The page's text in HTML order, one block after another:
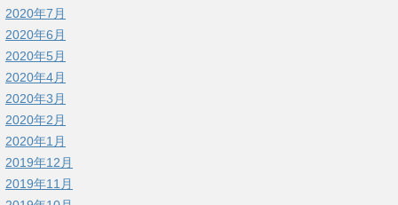
2020年7月
2020年6月
2020年5月
2020年4月
2020年3月
2020年2月
2020年1月
2019年12月
2019年11月